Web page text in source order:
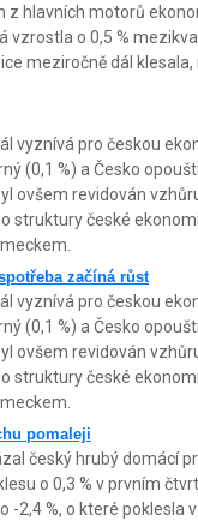
z hlavních motorů
vzrostla o 0,5 %
meziročně dál
vyznívá pro českou
(0,1 %) a Česko
ovšem revidován
struktury české
začíná růst
vyznívá pro českou
(0,1 %) a Česko
ovšem revidován
struktury české
pomaleji
český hrubý domácí
o 0,3 % v prvním
-2,4 %, o které poklesla